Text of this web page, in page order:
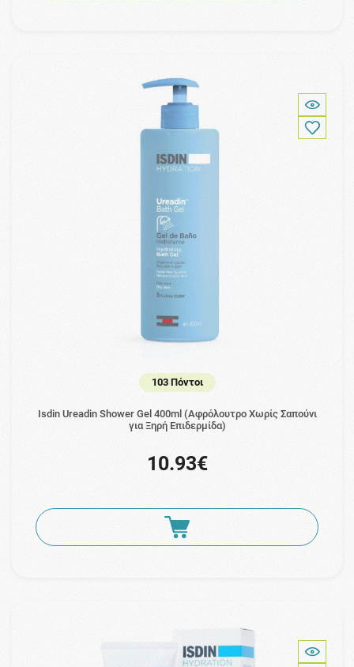
103 Πόντοι
Isdin Ureadin Shower Gel 400ml (Αφρόλουτρο Χωρίς Σαπούνι
για Ξηρή Επιδερμίδα)
10.93€